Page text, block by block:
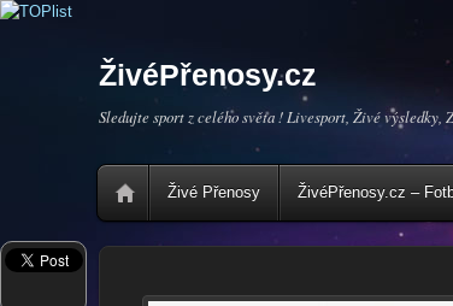
ŽivéPřenosy.cz
Sledujte sport z celého světa ! Livesport, Živé výsledky,
Živé Přenosy ŽivéPřenosy.cz –